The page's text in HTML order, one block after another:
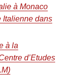
à Monaco
Italienne dans
à la
d’Etudes